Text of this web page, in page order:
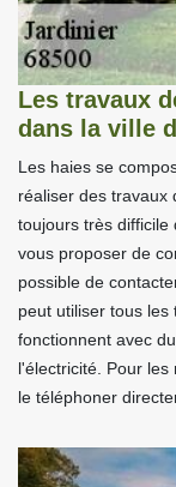
Les travaux
dans la ville
Les haies se
réaliser des travaux
toujours très difficile
vous proposer de
possible de
peut utiliser tous les
fonctionnent avec
l'électricité. Pour
le téléphoner